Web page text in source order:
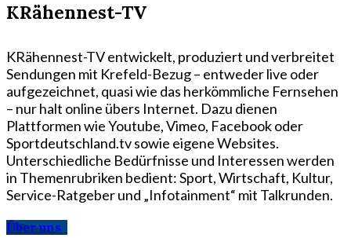
KRähennest-TV
KRähennest-TV entwickelt, produziert und verbreitet
Sendungen mit Krefeld-Bezug – entweder live oder
aufgezeichnet, quasi wie das herkömmliche Fernsehen
– nur halt online übers Internet. Dazu dienen
Plattformen wie Youtube, Vimeo, Facebook oder
Sportdeutschland.tv sowie eigene Websites.
Unterschiedliche Bedürfnisse und Interessen werden
in Themenrubriken bedient: Sport, Wirtschaft, Kultur,
Service-Ratgeber und „Infotainment“ mit Talkrunden.
Über uns